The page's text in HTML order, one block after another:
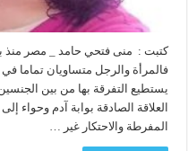
كتبت : منى فتحي حامد _ مصر منذ
فالمرأة والرجل متساويان تماما في
يستطيع التفرقة بها من بين
العلاقة الصادقة بوابة آدم وحواء
المفرطة والاحتكار غير …